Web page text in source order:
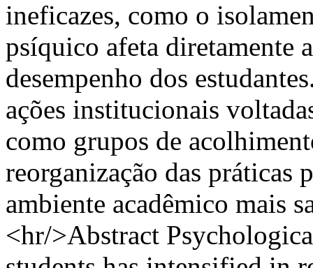
ineficazes, como o
psíquico afeta diretamente
desempenho dos
ações institucionais
como grupos de
reorganização das práticas
ambiente acadêmico mais
<hr/>Abstract